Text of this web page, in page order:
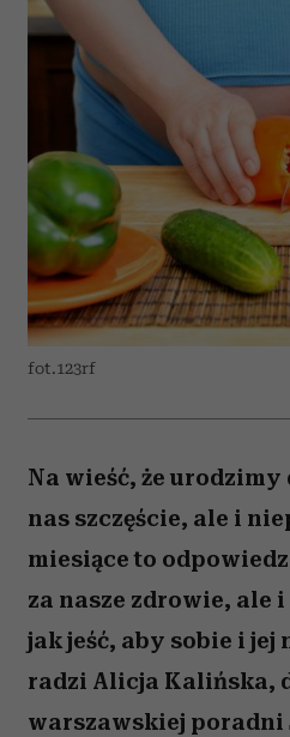
fot.123rf
Na wieść, że
nas szczęście, ale i
miesiące to
za nasze zdrowie, ale
jak jeść, aby sobie i jej
radzi Alicja Kalińska,
warszawskiej poradni